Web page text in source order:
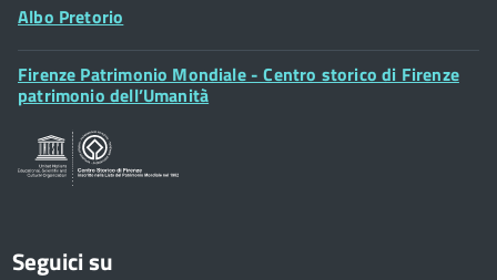
Posta Elettronica Certificata
Albo Pretorio
Footer
Widget
Firenze Patrimonio Mondiale - Centro storico di Firenze
patrimonio dell’Umanità
Seguici su